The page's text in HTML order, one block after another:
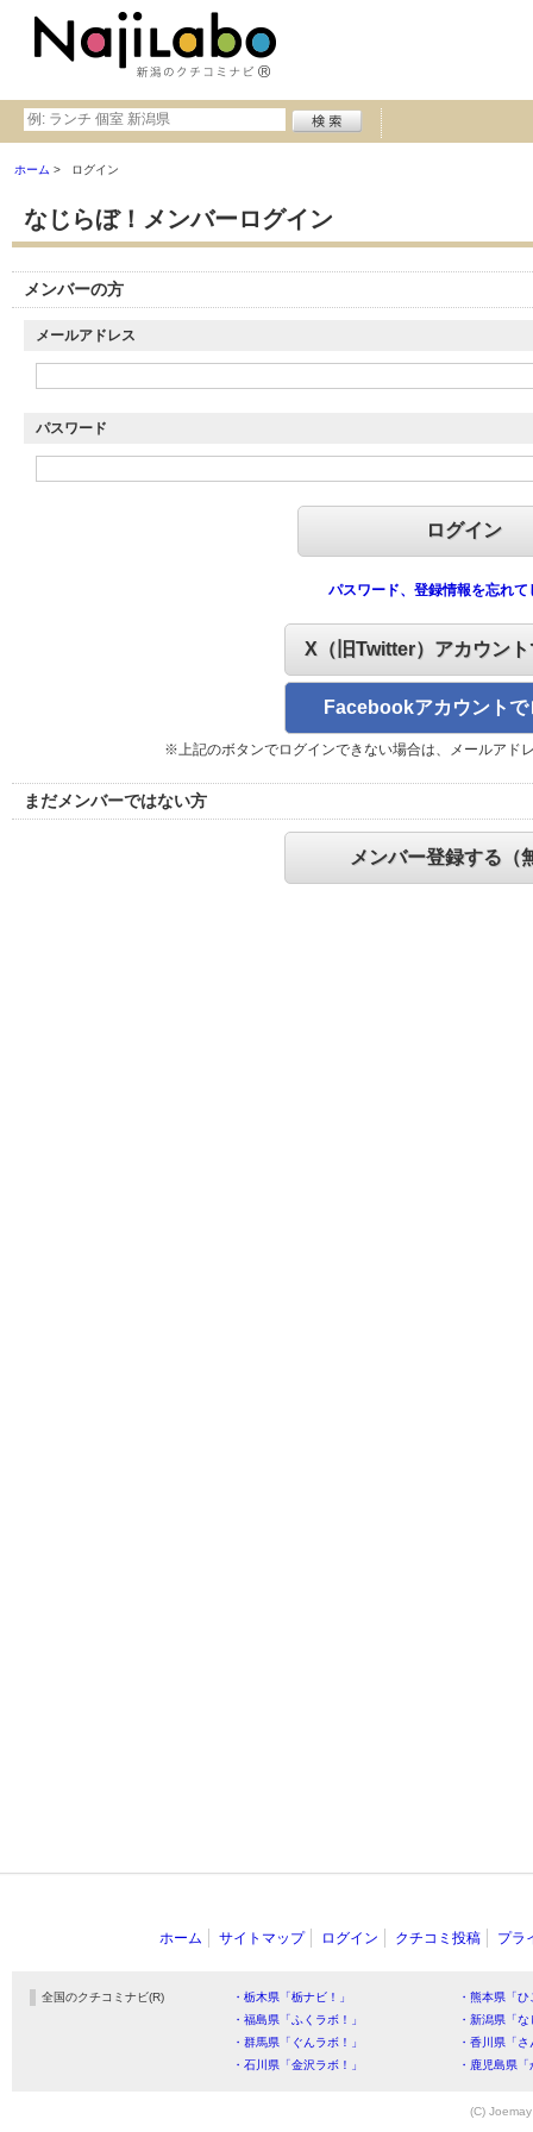
ホーム ログイン
なじらぼ！メンバーログイン
メンバーの方
メールアドレス
パスワード
パスワード、登録情報を忘れて
X（旧Twitter）アカウン
Facebookアカウントで
※上記のボタンでログインできない場合は、メールアド
まだメンバーではない方
メンバー登録する（
ホーム サイトマップ ログイン クチコミ投稿 プラ
全国のクチコミナビ(R) ・栃木県「栃ナビ！」
・熊本県「
・福島県「ふくラボ！」
・新潟県「
・群馬県「ぐんラボ！」
・香川県「
・石川県「金沢ラボ！」
・鹿児島県
(C)